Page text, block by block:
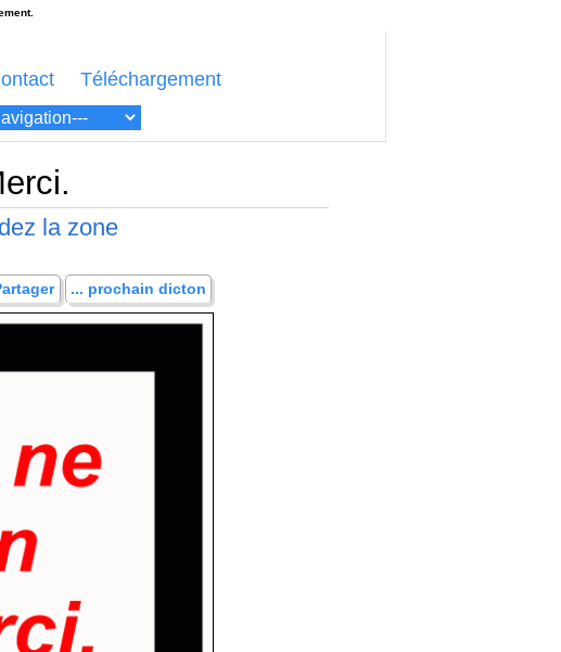
Téléchargement
la zone
... prochain dicton